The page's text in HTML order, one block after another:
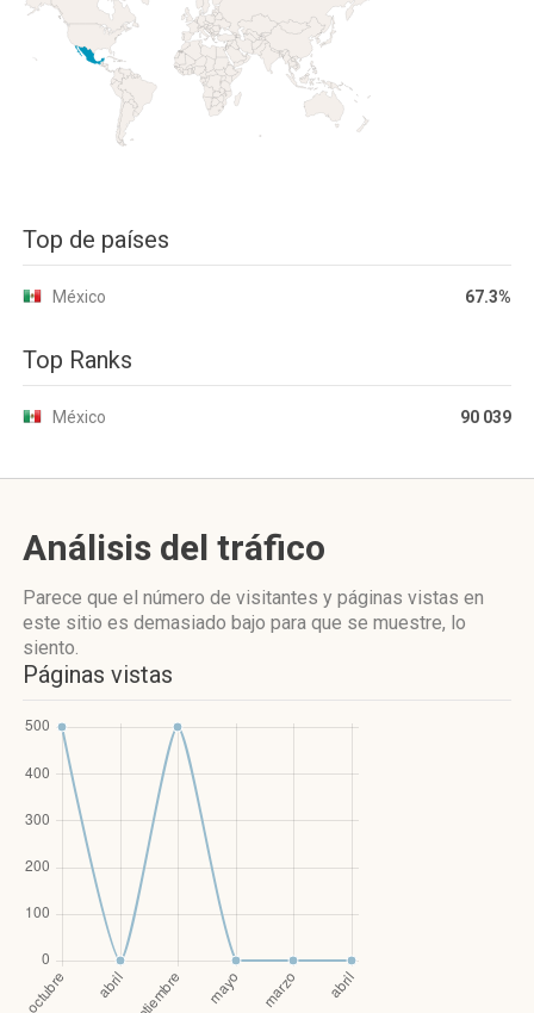
Top de países
México 67.3%
Top Ranks
México 90 039
Análisis del tráfico
Parece que el número de visitantes y páginas vistas en
este sitio es demasiado bajo para que se muestre, lo
siento.
Páginas vistas